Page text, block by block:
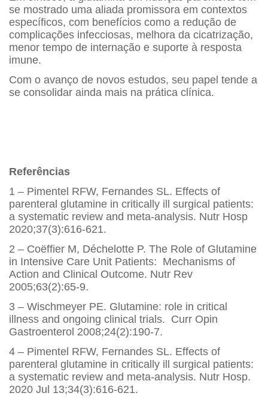
se mostrado uma aliada promissora em contextos
específicos, com benefícios como a redução de
complicações infecciosas, melhora da cicatrização,
menor tempo de internação e suporte à resposta
imune.
Com o avanço de novos estudos, seu papel tende a
se consolidar ainda mais na prática clínica.
Referências
1 – Pimentel RFW, Fernandes SL. Effects of
parenteral glutamine in critically ill surgical patients:
a systematic review and meta-analysis. Nutr Hosp
2020;37(3):616-621.
2 – Coëffier M, Déchelotte P. The Role of Glutamine
in Intensive Care Unit Patients: Mechanisms of
Action and Clinical Outcome. Nutr Rev
2005;63(2):65-9.
3 – Wischmeyer PE. Glutamine: role in critical
illness and ongoing clinical trials. Curr Opin
Gastroenterol 2008;24(2):190-7.
4 – Pimentel RFW, Fernandes SL. Effects of
parenteral glutamine in critically ill surgical patients:
a systematic review and meta-analysis. Nutr Hosp.
2020 Jul 13;34(3):616-621.